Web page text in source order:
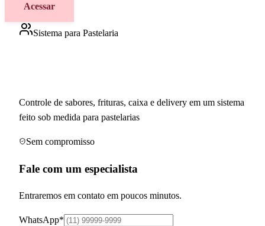
Acessar
Sistema para Pastelaria
Controle de sabores, frituras, caixa e delivery em um sistema
feito sob medida para pastelarias
Sem compromisso
Fale com um especialista
Entraremos em contato em poucos minutos.
WhatsApp*